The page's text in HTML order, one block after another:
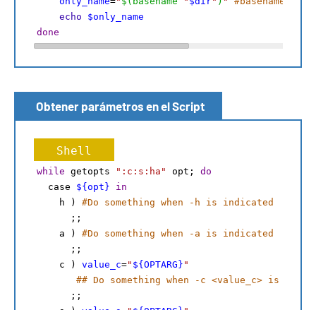
echo
$only_name
done
Obtener parámetros en el Script
Shell
while getopts ":c:s:ha" opt; do
  case
${opt}
in
    h )
#Do something when -h is indicated
      ;;
    a )
#Do something when -a is indicated
      ;;
    c )
value_c=" ${OPTARG} "
## Do something when -c <value_c> is
      ;;